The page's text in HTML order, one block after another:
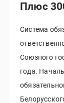
Плюс
Система
Союзного
года.